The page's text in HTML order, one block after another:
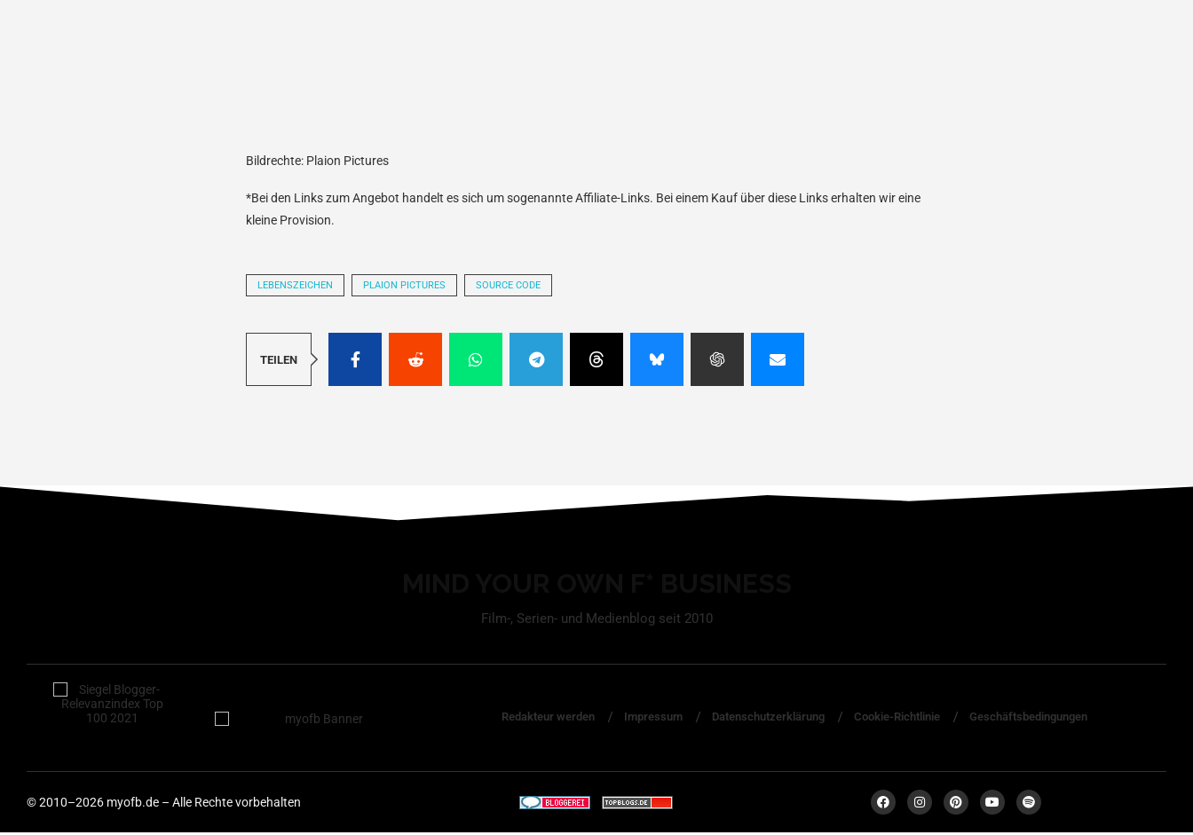
Bildrechte: Plaion Pictures
*Bei den Links zum Angebot handelt es sich um sogenannte Affiliate-Links. Bei einem Kauf über diese Links erhalten wir eine
kleine Provision.
LEBENSZEICHEN PLAION PICTURES SOURCE CODE
TEILEN
Film-, Serien- und Medienblog seit 2010
Redakteur werden Impressum Datenschutzerklärung Cookie-Richtlinie Geschäftsbedingungen
© 2010–2026 myofb.de – Alle Rechte vorbehalten